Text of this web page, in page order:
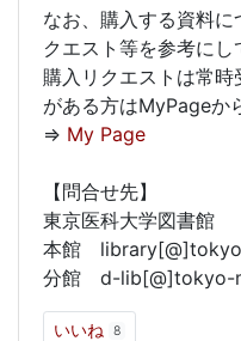
なお、購入する資料に
クエスト等を参考にし
購入リクエストは常
がある方はMyPageか
⇒ My Page
【問合せ先】
東京医科大学図書館
本館
分館 d-lib[@]tokyo-
いいね 8